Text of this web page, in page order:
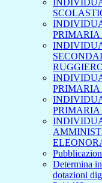
PRIMARIA
PRIMARIA
PRIMARIA
Determina
dotazioni